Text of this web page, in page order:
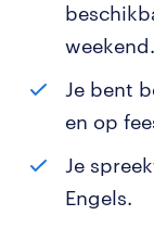
weekend.
Je bent
en op
Je
Engels.